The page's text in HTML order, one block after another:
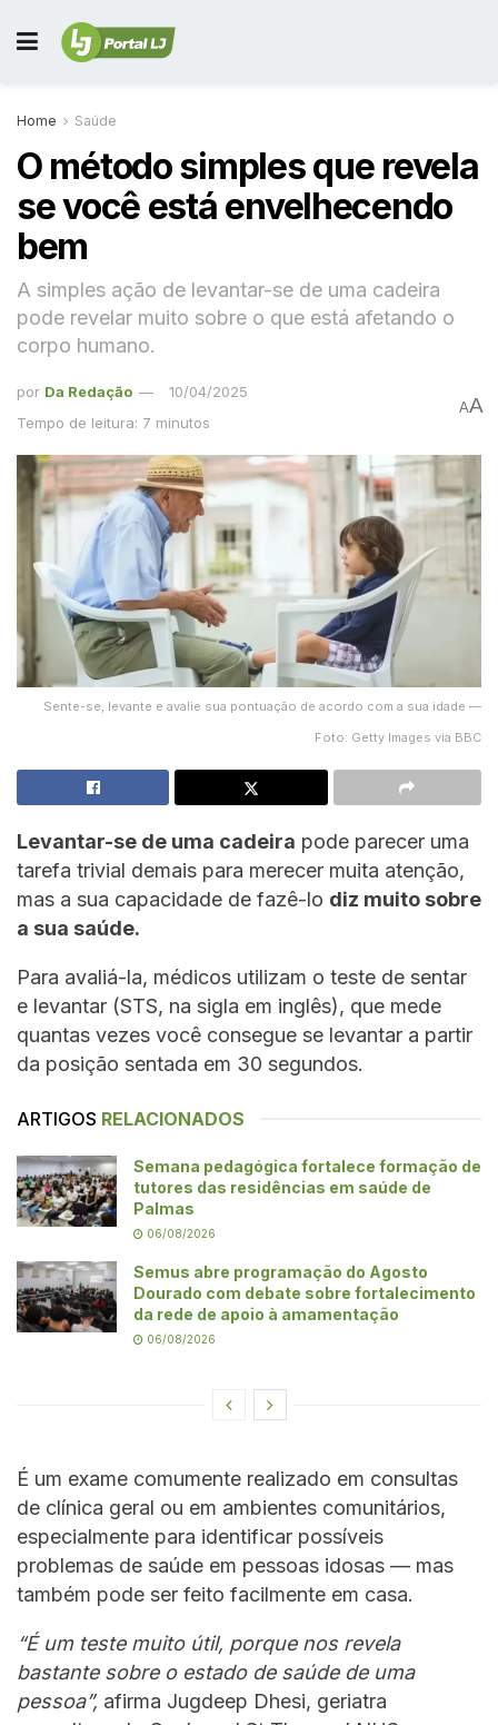
Home Saúde
O método simples que revela
se você está envelhecendo
bem
A simples ação de levantar-se de uma cadeira
pode revelar muito sobre o que está afetando o
corpo humano.
por Da Redação
10/04/2025
Tempo de leitura: 7 minutos
AA
Sente-se, levante e avalie sua pontuação de acordo com a sua idade —
Foto: Getty Images via BBC
Levantar-se de uma cadeira pode parecer uma
tarefa trivial demais para merecer muita atenção,
mas a sua capacidade de fazê-lo diz muito sobre
a sua saúde.
Para avaliá-la, médicos utilizam o teste de sentar
e levantar (STS, na sigla em inglês), que mede
quantas vezes você consegue se levantar a partir
da posição sentada em 30 segundos.
ARTIGOS RELACIONADOS
Semana pedagógica fortalece formação de
tutores das residências em saúde de
Palmas
06/08/2026
Semus abre programação do Agosto
Dourado com debate sobre fortalecimento
da rede de apoio à amamentação
06/08/2026
É um exame comumente realizado em consultas
de clínica geral ou em ambientes comunitários,
especialmente para identificar possíveis
problemas de saúde em pessoas idosas — mas
também pode ser feito facilmente em casa.
“É um teste muito útil, porque nos revela
bastante sobre o estado de saúde de uma
pessoa”, afirma Jugdeep Dhesi, geriatra